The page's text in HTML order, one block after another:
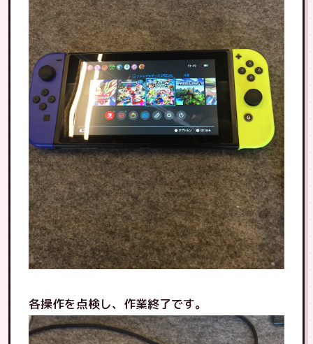
各操作を点検し、作業終了です。